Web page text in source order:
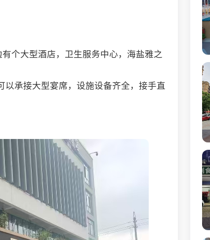
个大型酒店，卫生服务中心，海盐雅之
以承接大型宴席，设施设备齐全，接手直